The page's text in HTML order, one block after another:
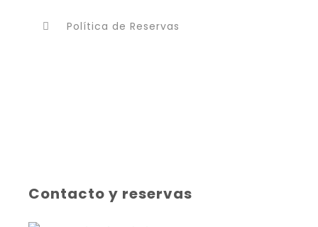
Política de Reservas
Contacto y reservas